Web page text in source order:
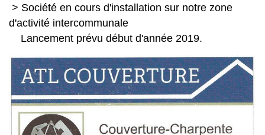
> Société en cours d'installation sur notre zone
d'activité intercommunale
Lancement prévu début d'année 2019.